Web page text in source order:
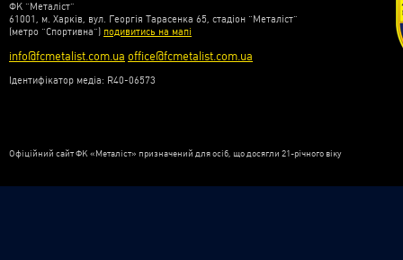
ФК “Металіст”
61001, м. Харків, вул. Георгія Тарасенка 65, стадіон “Металіст”
(метро “Спортивна”) подивитись на мапі
info@fcmetalist.com.ua office@fcmetalist.com.ua
Ідентифікатор медіа: R40-06573
Офіційний сайт ФК «Металіст» призначений для осіб, що досягли 21-річного віку